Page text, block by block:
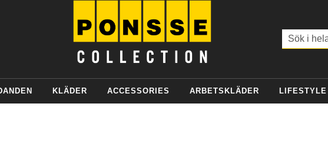
KLÄDER ACCESSORIES ARBETSKLÄDER LIFESTYLE